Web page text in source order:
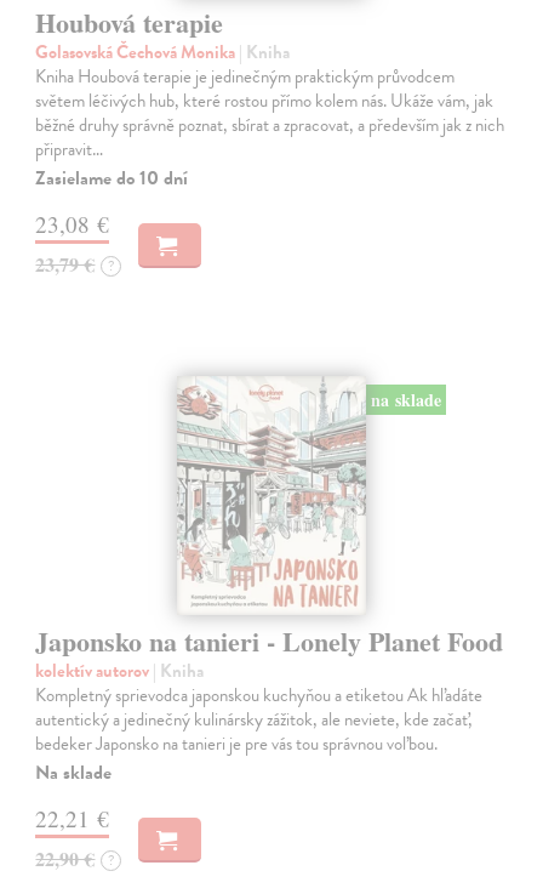
Houbová terapie
Golasovská Čechová Monika| Kniha
Kniha Houbová terapie je jedinečným praktickým průvodcem
světem léčivých hub, které rostou přímo kolem nás. Ukáže vám, jak
běžné druhy správně poznat, sbírat a zpracovat, a především jak z nich
připravit…
Zasielame do 10 dní
23,08 €
23,79 € ?
na sklade
Japonsko na tanieri - Lonely Planet Food
kolektív autorov| Kniha
Kompletný sprievodca japonskou kuchyňou a etiketou Ak hľadáte
autentický a jedinečný kulinársky zážitok, ale neviete, kde začať,
bedeker Japonsko na tanieri je pre vás tou správnou voľbou.
Na sklade
22,21 €
22,90 € ?